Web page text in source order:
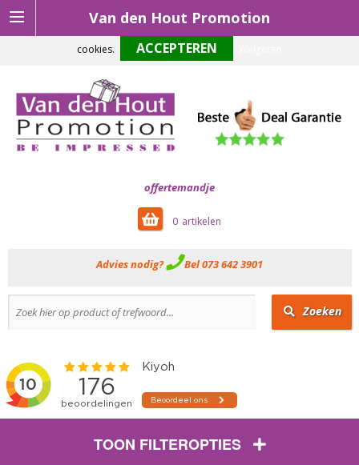
Van den Hout Promotion
offertemandje
0
Advies nodig? Bel 073 642 3901
Zoeken
TOON FILTEROPTIES
Om onze website optimaal te laten functioneren maken wij gebruik van
cookies.